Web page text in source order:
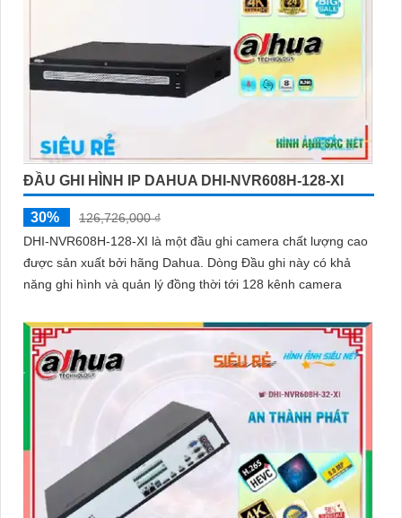
ĐẦU GHI HÌNH IP DAHUA DHI-NVR608H-128-XI
30%
126,726,000 ₫
DHI-NVR608H-128-XI là một đầu ghi camera chất lượng cao
được sản xuất bởi hãng Dahua. Dòng Đầu ghi này có khả
năng ghi hình và quản lý đồng thời tới 128 kênh camera